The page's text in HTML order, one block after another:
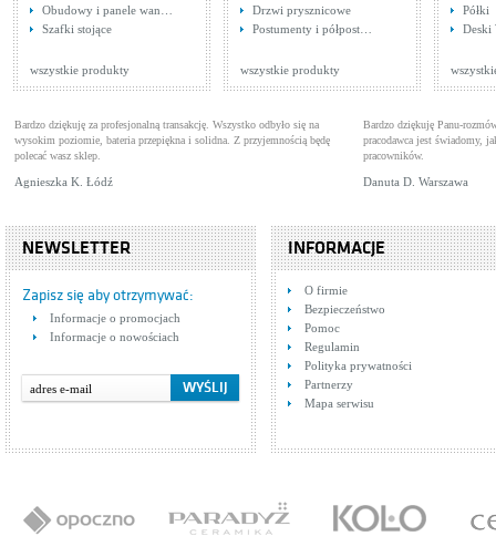
Obudowy i panele wan…
Szafki stojące
wszystkie produkty
Drzwi prysznicowe
Postumenty i półpost…
wszystkie produkty
Półki
Deski
Bardzo dziękuję za profesjonalną transakcję. Wszystko odbyło się na
wysokim poziomie, bateria przepiękna i solidna. Z przyjemnością będę
polecać wasz sklep.
Agnieszka K. Łódź
Bardzo dziękuję Panu-
pracodawca jest świadomy,
pracowników.
Danuta D. Warszawa
NEWSLETTER
Zapisz się aby otrzymywać:
Informacje o promocjach
Informacje o nowościach
INFORMACJE
O firmie
Bezpieczeństwo
Pomoc
Regulamin
Polityka prywatności
Partnerzy
Mapa serwisu